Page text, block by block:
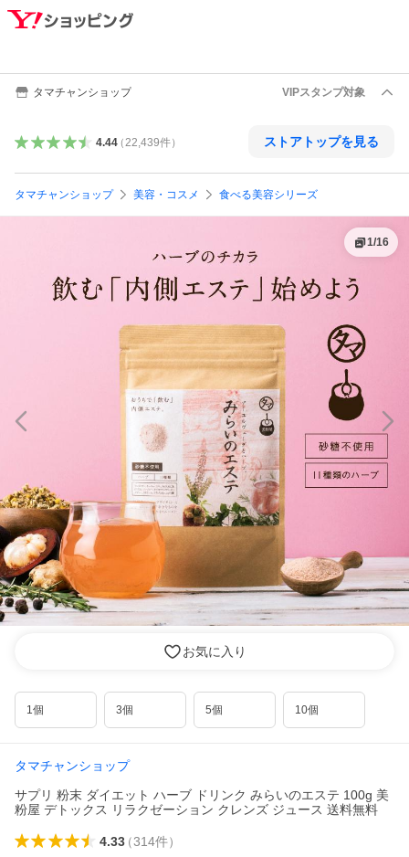
タマチャンショップ VIPスタンプ対象
4.44（ 22,439件） ストアトップを見る
タマチャンショップ 美容・コスメ 食べる美容シリーズ
1/16
お気に入り
1個 3個 5個 10個
タマチャンショップ
サプリ 粉末 ダイエット ハーブ ドリンク みらいのエステ 100g 美
粉屋 デトックス リラクゼーション クレンズ ジュース 送料無料
4.33（314件）